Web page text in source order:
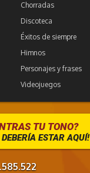
Chorradas
Discoteca
Éxitos de siempre
Himnos
Personajes y frases
Videojuegos
TU TONO?
ESTAR AQUÍ!